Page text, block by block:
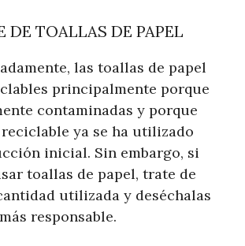
DE TOALLAS DE PAPEL
las toallas de papel
principalmente porque
contaminadas y porque
ya se ha utilizado
inicial. Sin embargo, si
toallas de papel, trate de
utilizada y deséchalas
responsable.